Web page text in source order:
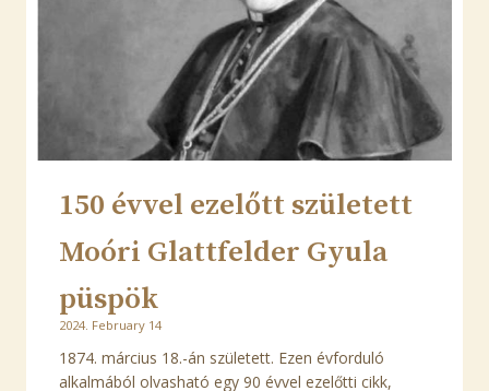
150 évvel ezelőtt született
Moóri Glattfelder Gyula
püspök
2024. February 14
1874. március 18.-án született. Ezen évforduló
alkalmából olvasható egy 90 évvel ezelőtti cikk,